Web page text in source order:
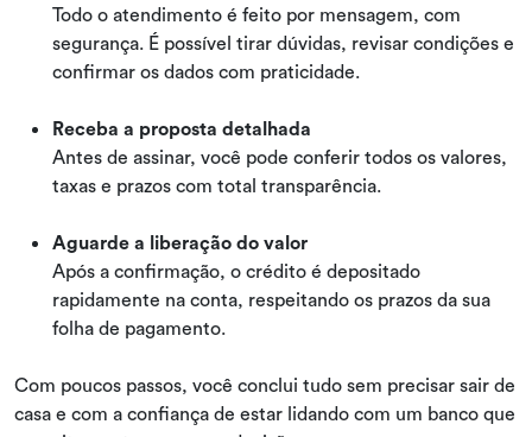
Todo o atendimento é feito por mensagem, com
segurança. É possível tirar dúvidas, revisar condições e
confirmar os dados com praticidade.
Receba a proposta detalhada
Antes de assinar, você pode conferir todos os valores,
taxas e prazos com total transparência.
Aguarde a liberação do valor
Após a confirmação, o crédito é depositado
rapidamente na conta, respeitando os prazos da sua
folha de pagamento.
Com poucos passos, você conclui tudo sem precisar sair de
casa e com a confiança de estar lidando com um banco que